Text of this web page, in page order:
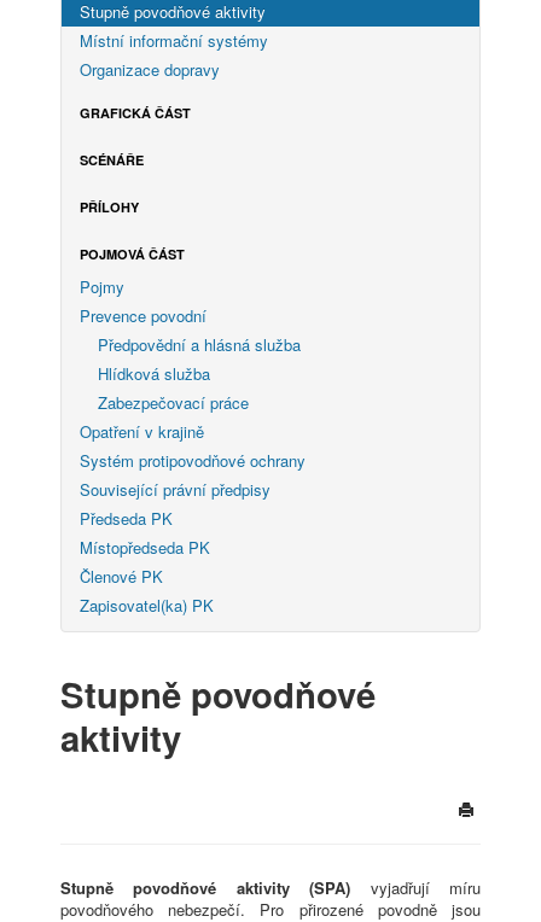
Stupně povodňové aktivity
Místní informační systémy
Organizace dopravy
GRAFICKÁ ČÁST
SCÉNÁŘE
PŘÍLOHY
POJMOVÁ ČÁST
Pojmy
Prevence povodní
Předpovědní a hlásná služba
Hlídková služba
Zabezpečovací práce
Opatření v krajině
Systém protipovodňové ochrany
Související právní předpisy
Předseda PK
Místopředseda PK
Členové PK
Zapisovatel(ka) PK
Stupně povodňové
aktivity
Stupně povodňové aktivity (SPA) vyjadřují míru
povodňového nebezpečí. Pro přirozené povodně jsou